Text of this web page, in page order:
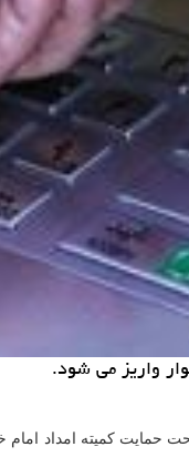
حمایت كمیته امداد امام